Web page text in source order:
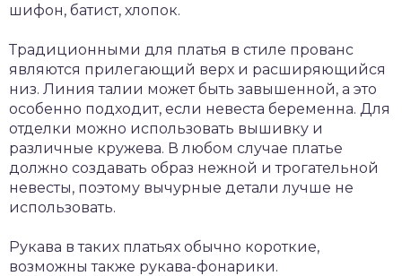
шифон, батист, хлопок.
Традиционными для платья в стиле прованс
являются прилегающий верх и расширяющийся
низ. Линия талии может быть завышенной, а это
особенно подходит, если невеста беременна. Для
отделки можно использовать вышивку и
различные кружева. В любом случае платье
должно создавать образ нежной и трогательной
невесты, поэтому вычурные детали лучше не
использовать.
Рукава в таких платьях обычно короткие,
возможны также рукава-фонарики.